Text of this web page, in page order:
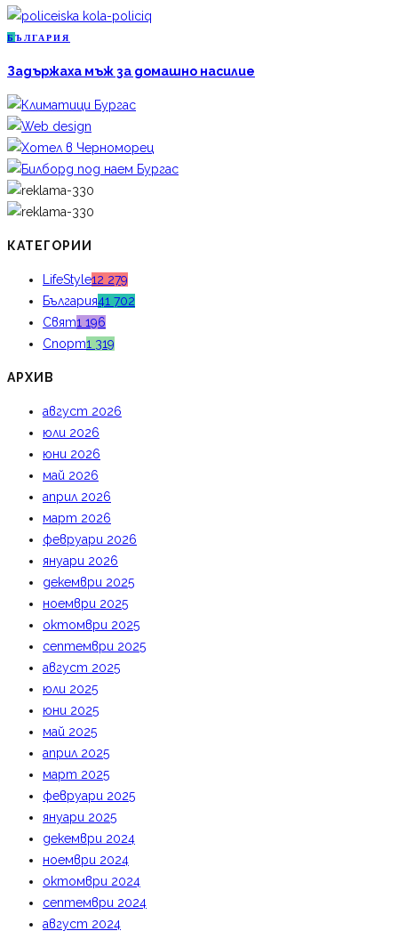
Б ЪЛГАРИЯ
Задържаха мъж за домашно насилие
КАТЕГОРИИ
LifeStyle12 279
България41 702
Свят1 196
Спорт1 319
АРХИВ
август 2026
юли 2026
юни 2026
май 2026
април 2026
март 2026
февруари 2026
януари 2026
декември 2025
ноември 2025
октомври 2025
септември 2025
август 2025
юли 2025
юни 2025
май 2025
април 2025
март 2025
февруари 2025
януари 2025
декември 2024
ноември 2024
октомври 2024
септември 2024
август 2024